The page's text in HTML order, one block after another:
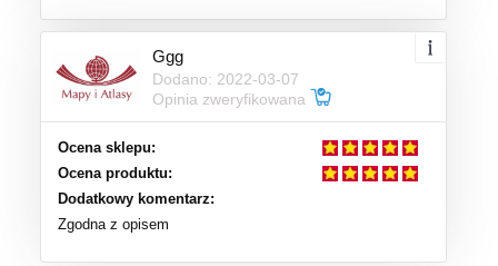
Ggg
Dodano: 2022-03-07
Opinia zweryfikowana
Ocena sklepu:
Ocena produktu:
Dodatkowy komentarz:
Zgodna z opisem